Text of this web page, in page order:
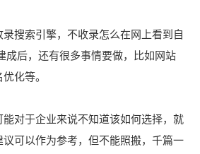
搜索引擎，不收录怎么在网上看到自
成后，还有很多事情要做，比如网站
化等。
能对于企业来说不知道该如何选择，就
可以作为参考，但不能照搬，千篇一